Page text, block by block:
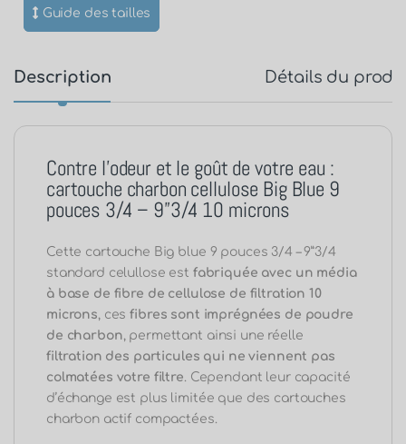
Guide des tailles
Description Détails du
Contre l’odeur et le goût de votre eau :
cartouche charbon cellulose Big Blue 9
pouces 3/4 – 9”3/4 10 microns
Cette cartouche Big blue 9 pouces 3/4 – 9”3/4
standard celullose est fabriquée avec un média
à base de fibre de cellulose de filtration 10
microns, cesfibres sont imprégnées de poudre
de charbon, permettant ainsi une réelle
filtration des particules qui ne viennent pas
colmatées votre filtre. Cependant leur capacité
d’échange est plus limitée que des cartouches
charbon actif compactées.